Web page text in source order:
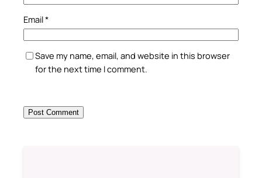
Email*
Save my name, email, and website in this browser
for the next time I comment.